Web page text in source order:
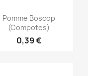
Aperçu rapide
Pomme Boscop
(compotes)
0,39 €